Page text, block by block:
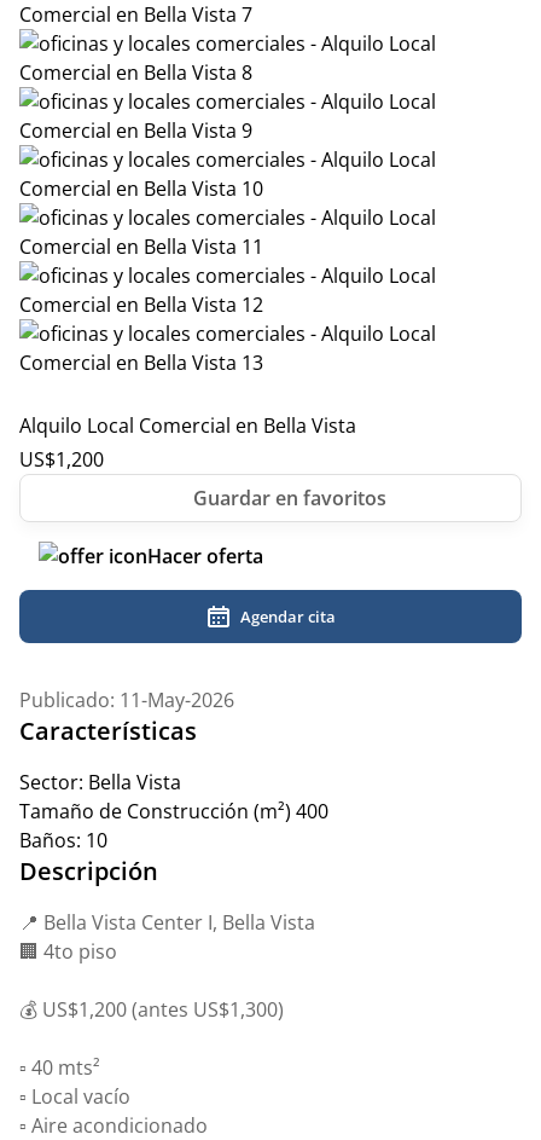
Alquilo Local Comercial en Bella Vista
US$1,200
Hacer oferta
Agendar cita
Publicado: 11-May-2026
Características
Sector: Bella Vista
Tamaño de Construcción (m²) 400
Baños: 10
Descripción
📍 Bella Vista Center I, Bella Vista
🏢 4to piso
💰 US$1,200 (antes US$1,300)
▫️ 40 mts²
▫️ Local vacío
▫️ Aire acondicionado